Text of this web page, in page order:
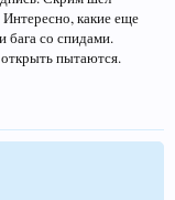
какие еще
бага со спидами.
пытаются.